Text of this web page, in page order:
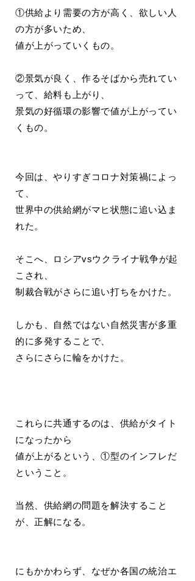
①供給より需要の方が高く、欲しい人
の方が多いため、
値が上がっていくもの。
②景気が良く、作るそばから売れてい
って、給料も上がり、
景気の好循環の影響で値が上がってい
くもの。
今回は、やりすぎコロナ対策禍によっ
て、
世界中の供給網がマヒ状態に追い込ま
れた。
そこへ、ロシアvsウクライナ戦争が起
こされ、
制裁合戦がさらに追い打ちをかけた。
しかも、自然ではない自然災害が多重
的に多発することで、
さらにさらに輪をかけた。
これらに共通するのは、供給がタイト
になったから
値が上がるという、①型のインフレだ
ということ。
当然、供給網の問題を解決すること
が、正解になる。
にもかかわらず、なぜか各国の統治エ